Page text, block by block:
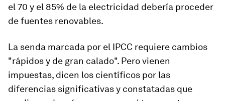
el 70 y el 85% de la electricidad debería proceder
de fuentes renovables.
La senda marcada por el IPCC requiere cambios
"rápidos y de gran calado". Pero vienen
impuestas, dicen los científicos por las
diferencias significativas y constatadas que